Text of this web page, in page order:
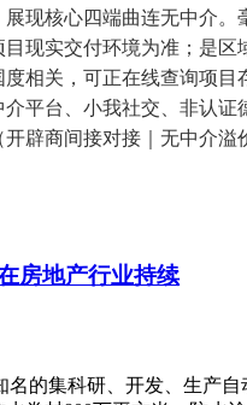
现核心四端曲连无中介
现实交付环境为准；是
相关，可正在线查询项
平台、小我社交、非认
辟商间接对接｜无中介
房地产行业持续
的集科研、开发、生产